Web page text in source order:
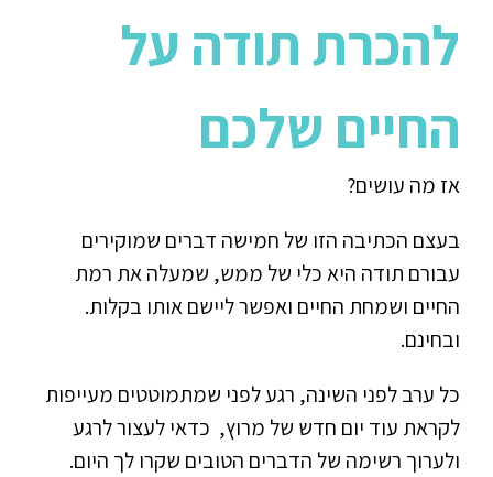
להכרת תודה על
החיים שלכם
אז מה עושים?
בעצם הכתיבה הזו של חמישה דברים שמוקירים
עבורם תודה היא כלי של ממש, שמעלה את רמת
החיים ושמחת החיים ואפשר ליישם אותו בקלות.
ובחינם.
כל ערב לפני השינה, רגע לפני שמתמוטטים מעייפות
לקראת עוד יום חדש של מרוץ, כדאי לעצור לרגע
ולערוך רשימה של הדברים הטובים שקרו לך היום.